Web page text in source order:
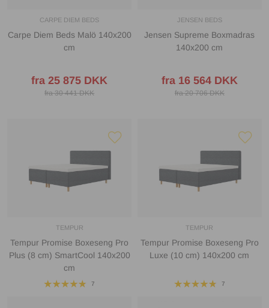
CARPE DIEM BEDS
Carpe Diem Beds Malö 140x200
cm
fra 25 875 DKK
fra 30 441 DKK
JENSEN BEDS
Jensen Supreme Boxmadras
140x200 cm
fra 16 564 DKK
fra 20 706 DKK
TEMPUR
Tempur Promise Boxeseng Pro
Plus (8 cm) SmartCool 140x200
cm
7
TEMPUR
Tempur Promise Boxeseng Pro
Luxe (10 cm) 140x200 cm
7